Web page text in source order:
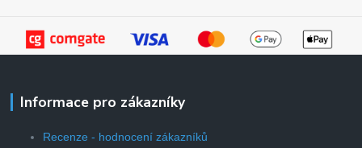
Informace pro zákazníky
Recenze - hodnocení zákazníků